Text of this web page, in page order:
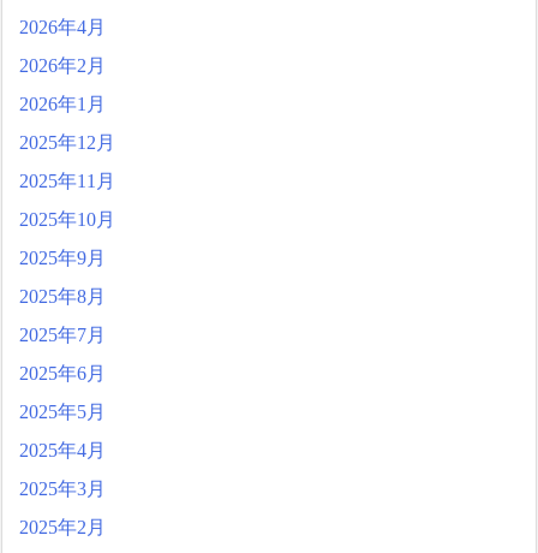
2026年4月
2026年2月
2026年1月
2025年12月
2025年11月
2025年10月
2025年9月
2025年8月
2025年7月
2025年6月
2025年5月
2025年4月
2025年3月
2025年2月